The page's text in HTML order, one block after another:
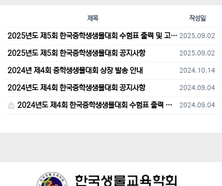
제목 작성일
2025년도 제5회 한국중학생생물대회 수험표 출력 및 고사장 오시는 길 안내 2025.09.02
2025년도 제5회 한국중학생생물대회 공지사항 2025.09.02
2024년 제4회 중학생생물대회 상장 발송 안내 2024.10.14
2024년도 제4회 한국중학생생물대회 공지사항 2024.09.04
2024년도 제4회 한국중학생생물대회 수험표 출력 및 고사장 오시는 길 안내 2024.09.04